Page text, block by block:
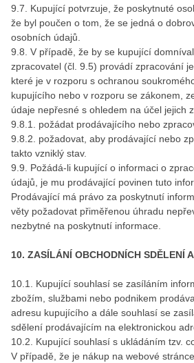
9.7. Kupující potvrzuje, že poskytnuté
že byl poučen o tom, že se jedná o
osobních údajů.
9.8. V případě, že by se kupující
zpracovatel (čl. 9.5) provádí zpracování
které je v rozporu s ochranou
kupujícího nebo v rozporu se zákonem,
údaje nepřesné s ohledem na účel jejich
9.8.1. požádat prodávajícího nebo
9.8.2. požadovat, aby prodávající nebo
takto vzniklý stav.
9.9. Požádá-li kupující o informaci o
údajů, je mu prodávající povinen tuto
Prodávající má právo za poskytnutí
věty požadovat přiměřenou úhradu
nezbytné na poskytnutí informace.
10. ZASÍLÁNÍ OBCHODNÍCH SDĚLENÍ
10.1. Kupující souhlasí se zasíláním
zbožím, službami nebo podnikem
adresu kupujícího a dále souhlasí se
sdělení prodávajícím na elektronickou
10.2. Kupující souhlasí s ukládáním tzv.
V případě, že je nákup na webové